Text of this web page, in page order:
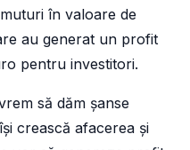
în valoare de
au generat un profit
pentru investitori.
să dăm şanse
crească afacerea și